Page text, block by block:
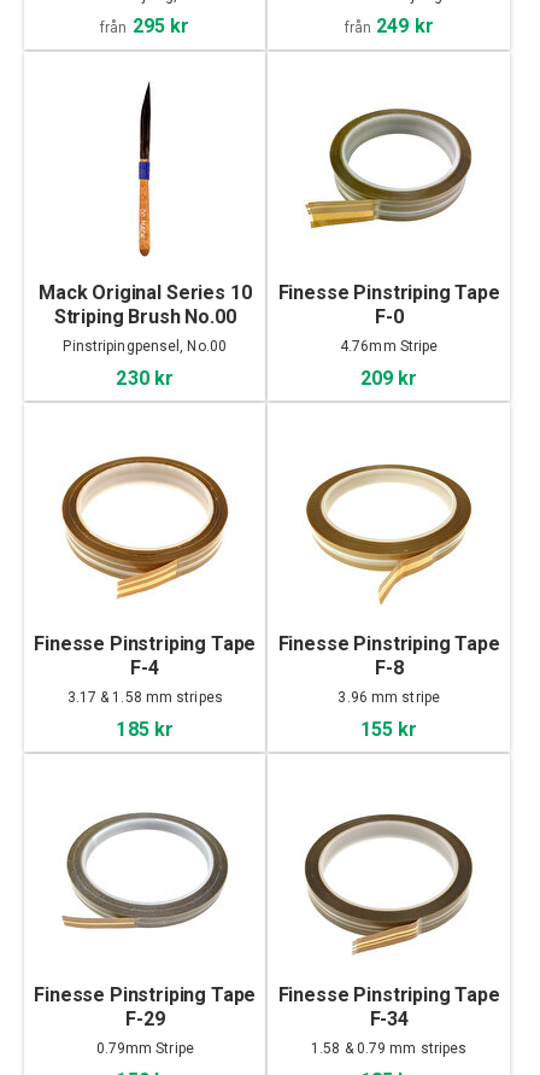
från 295 kr
från 249 kr
Mack Original Series 10
Striping Brush No.00
Pinstripingpensel, No.00
230 kr
Finesse Pinstriping Tape
F-0
4.76mm Stripe
209 kr
Finesse Pinstriping Tape
F-4
3.17 & 1.58 mm stripes
185 kr
Finesse Pinstriping Tape
F-8
3.96 mm stripe
155 kr
Finesse Pinstriping Tape
F-29
0.79mm Stripe
Finesse Pinstriping Tape
F-34
1.58 & 0.79 mm stripes